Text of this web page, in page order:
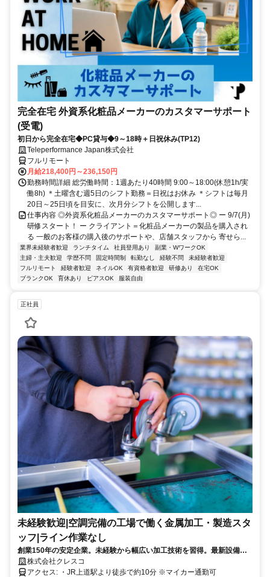
完全在宅 外資系化粧品メーカーのカスタマーサポート
(受電)
初日から完全在宅◆PC貸与◆9～18時＋日祝休み(TP12)
Teleperformance Japan株式会社
フルリモート
月給218,400円～236,150円
勤務時間詳細 総労働時間：1週あたり40時間 9:00～18:00(休憩1h/実
働8h) ＊土曜含む週5日のシフト勤務＝日祝はお休み ＊シフトは毎月
20日～25日頃を目安に、次月分シフトを公開します...
仕事内容 ◎外資系化粧品メーカーのカスタマーサポート◎ ー 9/7(月)
研修スタート！ ー クライアント＝化粧品メーカーの製品を購入され
る 一般のお客様の購入後のサポートや、店舗スタッフから 寄せら...
業界未経験者歓迎 ランチタイム 社員登用あり
副業・WワークOK
主婦・主夫歓迎
学歴不問 固定時間制 転勤なし 経験不問
未経験者歓迎
フルリモート
経験者歓迎 ネイルOK 有資格者歓迎 研修あり
在宅OK
ブランクOK
育休あり ピアスOK 服装自由
正社員
未経験歓迎|空調完備の工場で働く金属加工・製造スタ
ッフ|ライン作業なし
創業150年の安定企業。未経験から幅広い加工技術を習得。最新設備が
整う快適な工場で、ものづくりのプロを目指せます。
株式会社クレスコ
アクセス: ・JR上道駅より徒歩で約10分 ※マイカー通勤可